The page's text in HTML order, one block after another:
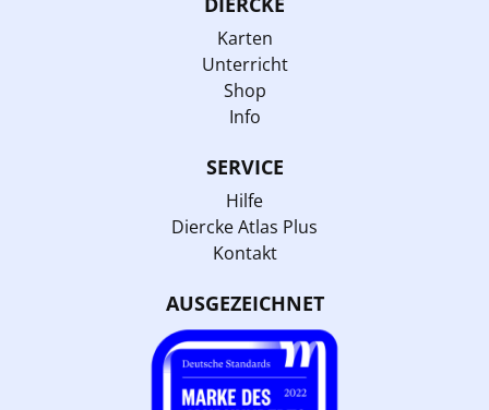
Karten
Unterricht
Shop
Info
SERVICE
Hilfe
Diercke Atlas Plus
Kontakt
AUSGEZEICHNET